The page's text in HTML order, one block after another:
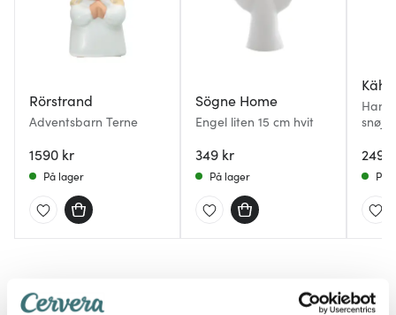
Rörstrand
Adventsbarn Terne
1590 kr
På lager
Sögne Home
Engel liten 15 cm hvit
349 kr
På lager
249
På